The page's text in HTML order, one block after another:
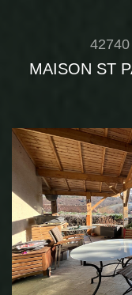
MAISON ST